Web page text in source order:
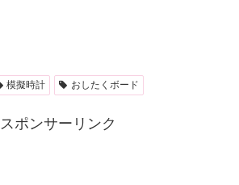
模擬時計 おしたくボード
スポンサーリンク